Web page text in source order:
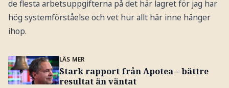
de flesta arbetsuppgifterna på det här lagret för jag har
hög systemförståelse och vet hur allt här inne hänger
ihop.
LÄS MER
Stark rapport från Apotea – bättre
resultat än väntat